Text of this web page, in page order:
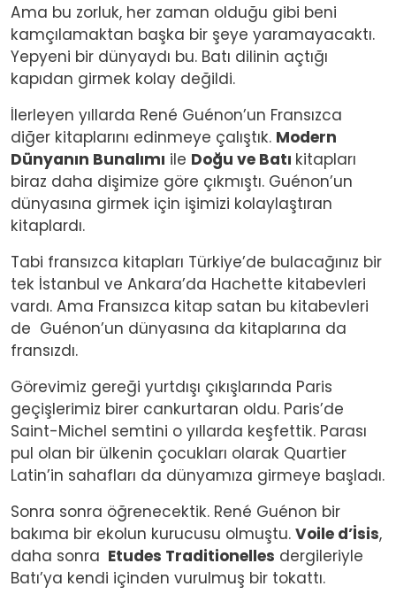
Ama bu zorluk, her zaman olduğu gibi beni
kamçılamaktan başka bir şeye yaramayacaktı.
Yepyeni bir dünyaydı bu. Batı dilinin açtığı
kapıdan girmek kolay değildi.
İlerleyen yıllarda René Guénon’un Fransızca
diğer kitaplarını edinmeye çalıştık. Modern
Dünyanın Bunalımı ile Doğu ve Batı kitapları
biraz daha dişimize göre çıkmıştı. Guénon’un
dünyasına girmek için işimizi kolaylaştıran
kitaplardı.
Tabi fransızca kitapları Türkiye’de bulacağınız bir
tek İstanbul ve Ankara’da Hachette kitabevleri
vardı. Ama Fransızca kitap satan bu kitabevleri
de Guénon’un dünyasına da kitaplarına da
fransızdı.
Görevimiz gereği yurtdışı çıkışlarında Paris
geçişlerimiz birer cankurtaran oldu. Paris’de
Saint-Michel semtini o yıllarda keşfettik. Parası
pul olan bir ülkenin çocukları olarak Quartier
Latin’in sahafları da dünyamıza girmeye başladı.
Sonra sonra öğrenecektik. René Guénon bir
bakıma bir ekolun kurucusu olmuştu. Voile d’İsis,
daha sonra Etudes Traditionelles dergileriyle
Batı’ya kendi içinden vurulmuş bir tokattı.